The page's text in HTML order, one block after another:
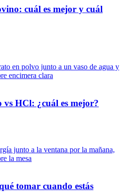
cuál es mejor y cuál
HCl: ¿cuál es mejor?
tomar cuando estás